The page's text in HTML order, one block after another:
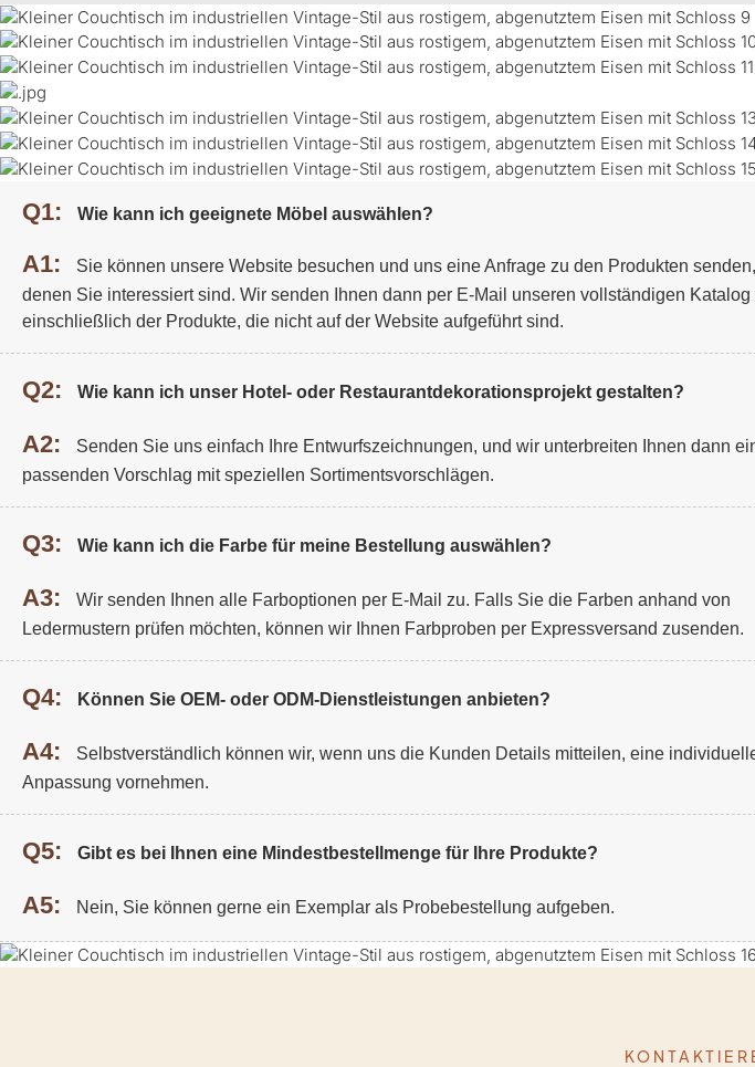
Q1: Wie kann ich geeignete Möbel auswählen?
A1:
Sie können unsere Website besuchen und uns eine Anfrage zu den Produkten
denen Sie interessiert sind. Wir senden Ihnen dann per E-Mail unseren vollständigen Katalog
einschließlich der Produkte, die nicht auf der Website aufgeführt sind.
Q2: Wie kann ich unser Hotel- oder Restaurantdekorationsprojekt gestalten?
A2:
Senden Sie uns einfach Ihre Entwurfszeichnungen, und wir unterbreiten Ihnen dann
passenden Vorschlag mit speziellen Sortimentsvorschlägen.
Q3: Wie kann ich die Farbe für meine Bestellung auswählen?
A3:
Wir senden Ihnen alle Farboptionen per E-Mail zu. Falls Sie die Farben anhand von
Ledermustern prüfen möchten, können wir Ihnen Farbproben per Expressversand zusenden.
Q4: Können Sie OEM- oder ODM-Dienstleistungen anbieten?
A4:
Selbstverständlich können wir, wenn uns die Kunden Details mitteilen, eine
Anpassung vornehmen.
Q5: Gibt es bei Ihnen eine Mindestbestellmenge für Ihre Produkte?
A5: Nein, Sie können gerne ein Exemplar als Probebestellung aufgeben.